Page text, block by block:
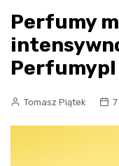
Perfumy
Perfumypl
Tomasz Piątek